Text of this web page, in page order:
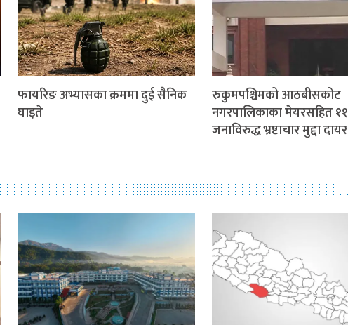
फायरिङ अभ्यासका क्रममा दुई सैनिक
घाइते
रुकुमपश्चिमको आठबीसकोट
नगरपालिकाका मेयरसहित ११
जनाविरुद्ध भ्रष्टाचार मुद्दा दायर